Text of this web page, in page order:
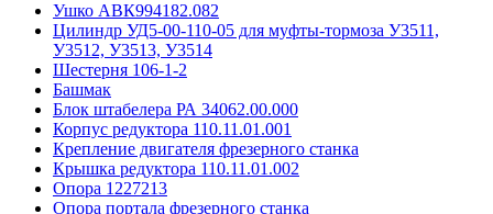
Ушко АВК994182.082
Цилиндр УД5-00-110-05 для муфты-тормоза У3511,
У3512, У3513, У3514
Шестерня 106-1-2
Башмак
Блок штабелера РА 34062.00.000
Корпус редуктора 110.11.01.001
Крепление двигателя фрезерного станка
Крышка редуктора 110.11.01.002
Опора 1227213
Опора портала фрезерного станка